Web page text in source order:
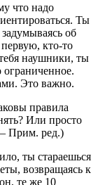
что надо
Ты
об
кто-то
наушники, ты
Это важно.
правила
Или просто
Прим. ред.)
ты стараешься
возвращаясь к
те же 10